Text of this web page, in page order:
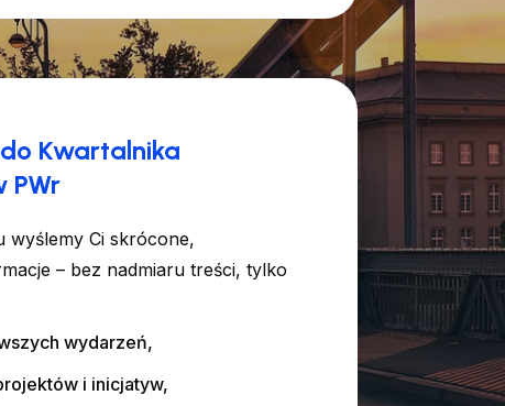
Kwartalnika
PWr
wyślemy Ci skrócone,
– bez nadmiaru treści, tylko
wydarzeń,
i inicjatyw,